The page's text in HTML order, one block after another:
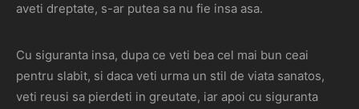
aveti dreptate, s-ar putea sa nu fie insa asa.
Cu siguranta insa, dupa ce veti bea cel mai bun ceai
pentru slabit, si daca veti urma un stil de viata sanatos,
veti reusi sa pierdeti in greutate, iar apoi cu siguranta